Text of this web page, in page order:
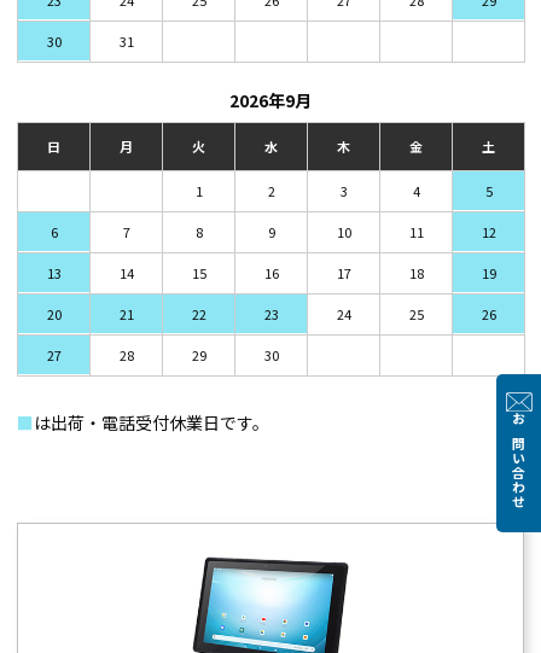
お問い合わせ
30 31
2026年9月
日 月 火 水 木 金 土
1 2 3 4 5
6 7 8 9 10 11 12
13 14 15 16 17 18 19
20 21 22 23 24 25 26
27 28 29 30
■ は出荷・電話受付休業日です。